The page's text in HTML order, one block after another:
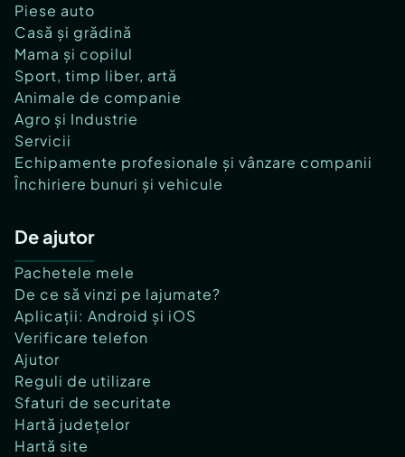
Piese auto
Casă și grădină
Mama și copilul
Sport, timp liber, artă
Animale de companie
Agro și Industrie
Servicii
Echipamente profesionale și vânzare companii
Închiriere bunuri și vehicule
De ajutor
Pachetele mele
De ce să vinzi pe lajumate?
Aplicații: Android și iOS
Verificare telefon
Ajutor
Reguli de utilizare
Sfaturi de securitate
Hartă județelor
Hartă site